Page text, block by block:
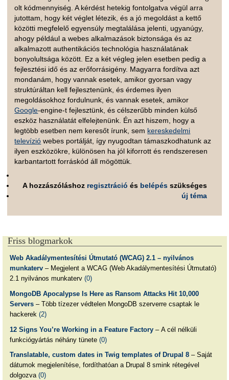
olt kódmennyiség. A kérdést hetekig fontolgatva végül arra
jutottam, hogy két véglet létezik, és a jó megoldást a kettő
közötti megfelelő egyensúly megtalálása jelenti, ugyanúgy,
ahogy például a webes alkalmazások biztonsága és az
alkalmazott authentikációs technológia használatának
bonyolultsága között. Ez a két végleg jelen esetben pedig a
fejlesztési idő és az erőforrásigény. Magyarra fordítva azt
mondanám, hogy vannak esetek, amikor gyorsan vagy
struktúráltan kell fejlesztenünk, és érdemes ilyen
megoldásokhoz fordulnunk, és vannak esetek, amikor
Google-engine-t fejlesztünk, és célszerűbb minden külső
eszköz használatát elfelejtenünk. Én azt hiszem, hogy a
legtöbb esetben nem keresőt írunk, sem kereskedelmi
televízió webes portálját, így nyugodtan támaszkodhatunk az
ilyen eszközökre, különösen ha jól kiforrott és rendszeresen
karbantartott forráskód áll mögöttük.
A hozzászóláshoz regisztráció és belépés szükséges
új téma
Friss blogmarkok
Web Akadálymentesítési Útmutató (WCAG) 2.1 – nyilvános
munkaterv– Megjelent a WCAG (Web Akadálymentesítési Útmutató)
2.1 nyilvános munkaterv (0)
MongoDB Apocalypse Is Here as Ransom Attacks Hit 10,000
Servers– Több tízezer védtelen MongoDB szerverre csaptak le
hackerek (2)
12 Signs You’re Working in a Feature Factory– A cél nélküli
funkciógyártás néhány tünete (0)
Translatable, custom dates in Twig templates of Drupal 8– Saját
dátumok megjelenítése, fordíthatóan a Drupal 8 smink rétegével
dolgozva (0)